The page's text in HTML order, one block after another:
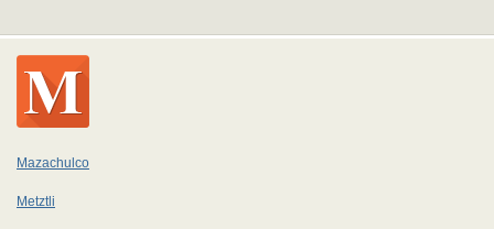
Mazachulco
Metztli